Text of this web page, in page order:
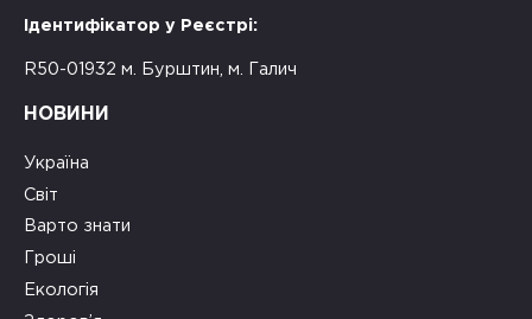
Ідентифікатор у Реєстрі:
R50-01932 м. Бурштин, м. Галич
НОВИНИ
Україна
Світ
Варто знати
Гроші
Екологія